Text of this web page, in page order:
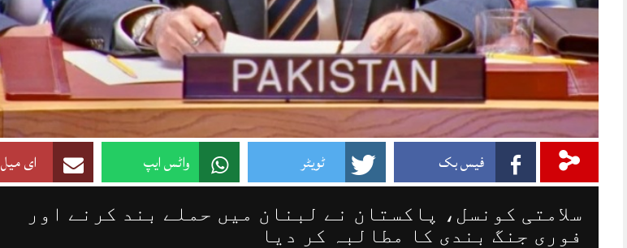
فیس بک ٹویٹر واٹس ایپ ای میل
سلامتی کونسل، پاکستان نے لبنان میں حملے بند کرنے اور
فوری جنگ بندی کا مطالبہ کر دیا